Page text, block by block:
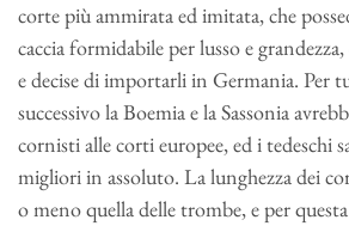
corte più ammirata ed imitata, che
caccia formidabile per lusso e
e decise di importarli in Germania. Per
successivo la Boemia e la Sassonia
cornisti alle corti europee, ed i tedeschi
migliori in assoluto. La lunghezza dei
o meno quella delle trombe, e per